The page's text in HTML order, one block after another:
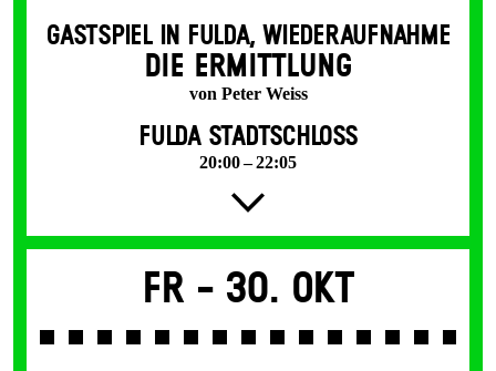
GASTSPIEL IN FULDA,WIEDERAUFNAHME
DIE ERMITTLUNG
von Peter Weiss
FULDA STADTSCHLOSS
20:00 – 22:05
Fr - 30. Okt